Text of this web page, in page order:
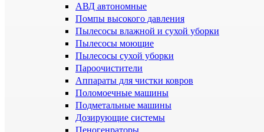
АВД автономные
Помпы высокого давления
Пылесосы влажной и сухой уборки
Пылесосы моющие
Пылесосы сухой уборки
Пароочистители
Аппараты для чистки ковров
Поломоечные машины
Подметальные машины
Дозирующие системы